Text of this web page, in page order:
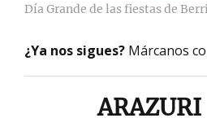
Día Grande de las fiestas de
¿Ya nos sigues? Márcanos
ARAZURI